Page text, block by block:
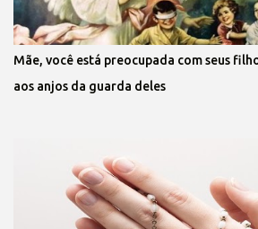
Mãe, você está preocupada com seus
aos anjos da guarda deles